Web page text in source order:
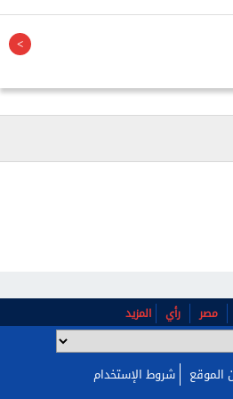
للإخلاء.
داخل القطاع، في تصعيد خطير
نحو 19 شهرا.
ويرتكب الاحتلال الإسرائيلي منذ السابع من أكتوبر 2023
مصر رأي المزيد
الموقع شروط الإستخدام